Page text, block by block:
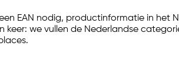
EAN nodig, productinformatie in
we vullen de Nederlandse